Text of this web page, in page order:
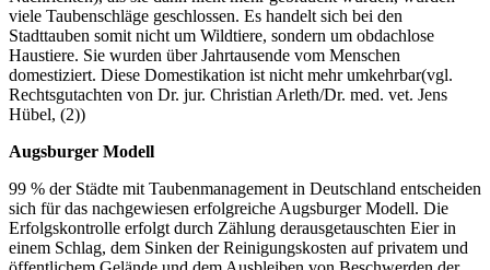
viele Taubenschläge geschlossen. Es handelt sich bei den
Stadttauben somit nicht um Wildtiere, sondern um obdachlose
Haustiere. Sie wurden über Jahrtausende vom Menschen
domestiziert. Diese Domestikation ist nicht mehr umkehrbar(vgl.
Rechtsgutachten von Dr. jur. Christian Arleth/Dr. med. vet. Jens
Hübel, (2))
Augsburger Modell
99 % der Städte mit Taubenmanagement in Deutschland entscheiden
sich für das nachgewiesen erfolgreiche Augsburger Modell. Die
Erfolgskontrolle erfolgt durch Zählung derausgetauschten Eier in
einem Schlag, dem Sinken der Reinigungskosten auf privatem und